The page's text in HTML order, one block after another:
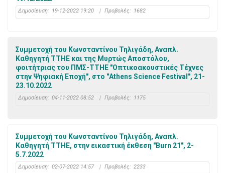
Δημοσίευση: 19-12-2022 19:20 | Προβολές: 1682
Συμμετοχή του Κωνσταντίνου Τηλιγάδη, Αναπλ.
Καθηγητή ΤΤΗΕ και της Μυρτώς Αποστόλου,
φοιτήτριας του ΠΜΣ-ΤΤΗΕ "Οπτικοακουστικές Τέχνες
στην Ψηφιακή Εποχή", στο "Athens Science Festival", 21-
23.10.2022
Δημοσίευση: 04-11-2022 08:52 | Προβολές: 1175
Συμμετοχή του Κωνσταντίνου Τηλιγάδη, Αναπλ.
Καθηγητή ΤΤΗΕ, στην εικαστική έκθεση "Burn 21", 2-
5.7.2022
Δημοσίευση: 02-07-2022 14:57 | Προβολές: 2233